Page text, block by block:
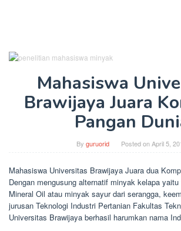
Mahasiswa
Brawijaya Juara
Pangan
By guruorid Posted onApril 5,
Mahasiswa Universitas Brawijaya Juara dua
Dengan mengusung alternatif minyak kelapa
Mineral Oil atau minyak sayur dari serangga,
jurusan Teknologi Industri Pertanian Fakultas
Universitas Brawijaya berhasil harumkan nama